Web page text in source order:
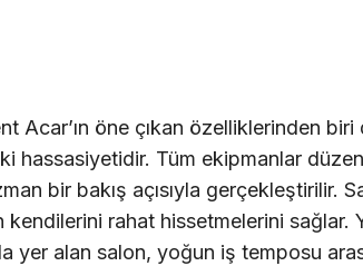
Acar’ın öne çıkan özelliklerinden
hassasiyetidir. Tüm ekipmanlar
bir bakış açısıyla gerçekleştirilir.
kendilerini rahat hissetmelerini sağlar.
yer alan salon, yoğun iş temposu